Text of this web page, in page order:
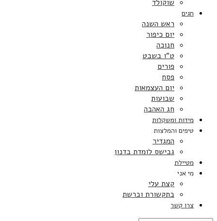
שוקולד
חגים
ראש השנה
יום כיפור
חנוכה
ט”ו בשבט
פורים
פסח
יום העצמאות
שבועות
חג האהבה
מידות ומשקלות
טיפים והמלצות
המגדיר
גבישס לומדת בדנון
מטיילת
מי אני
קצת עלי
בתקשורת וברשת
צרו קשר